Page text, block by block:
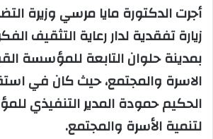
أجرت الدكتورة مايا مرسي وزيرة
زيارة تفقدية لدار رعاية التثقيف
بمدينة حلوان التابعة للمؤسسة
الاسرة والمجتمع، حيث كان في
الحكيم حمودة المدير التنفيذي
لتنمية الأسرة والمجتمع.